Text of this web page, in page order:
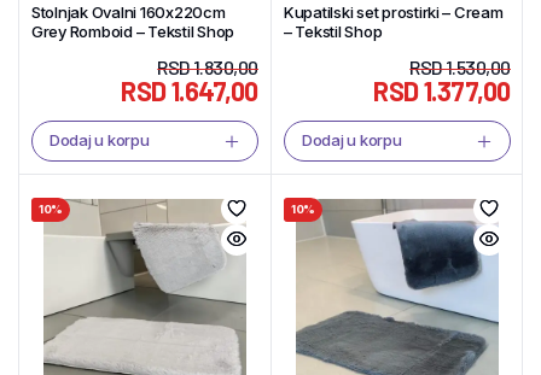
Stolnjak Ovalni 160x220cm
Grey Romboid – Tekstil Shop
RSD1.830,00
RSD1.647,00
Dodaj u korpu
Kupatilski set prostirki – Cream
– Tekstil Shop
RSD1.530,00
RSD1.377,00
Dodaj u korpu
10% 10%